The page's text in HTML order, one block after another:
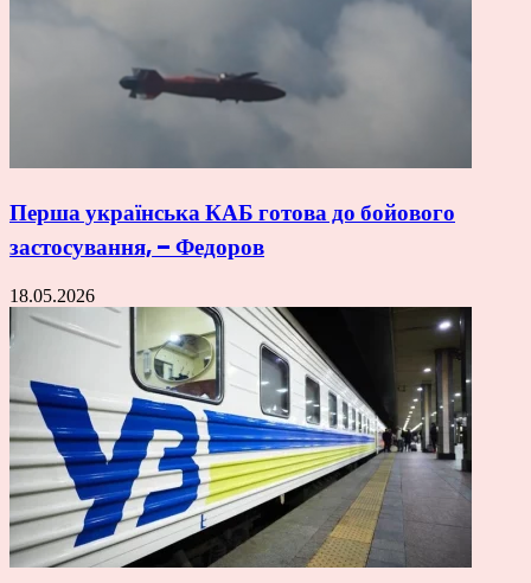
Перша українська КАБ готова до бойового
застосування, – Федоров
18.05.2026